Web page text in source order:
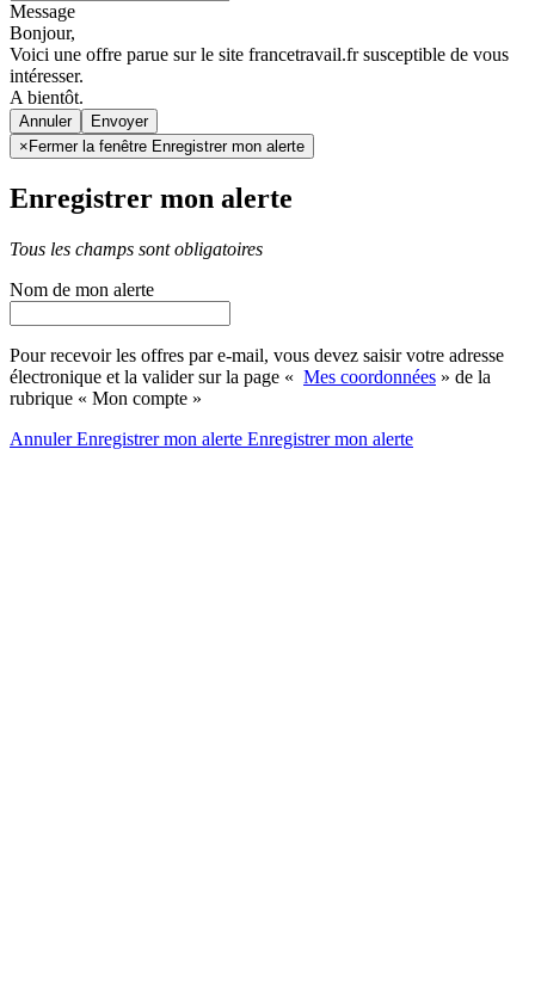
Message
Bonjour,
Voici une offre parue sur le site francetravail.fr susceptible de vous
intéresser.
A bientôt.
Annuler
× Fermer la fenêtre Enregistrer mon alerte
Enregistrer mon alerte
Tous les champs sont obligatoires
Nom de mon alerte
Pour recevoir les offres par e-mail, vous devez saisir votre adresse
électronique et la valider sur la page « Mes coordonnées » de la
rubrique « Mon compte »
AnnulerEnregistrer mon alerte Enregistrermon alerte